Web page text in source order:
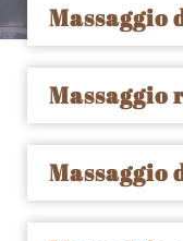
Massaggio
Massaggio